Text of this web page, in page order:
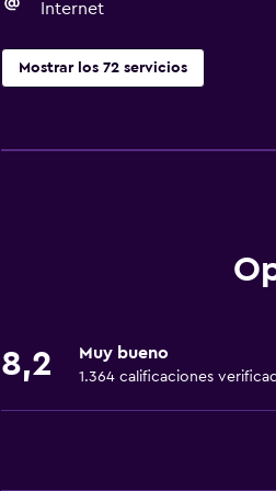
Internet
Mostrar los 72 servicios
Wifi gratis
Artículos de aseo gratis
8,2 Muy bueno
1.364 calificaciones